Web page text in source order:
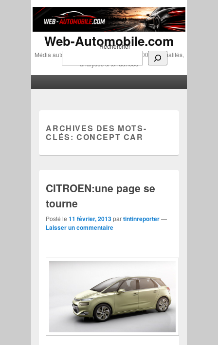
Rechercher
Web-Automobile.com
Média automobile indépendant depuis 2007 • Actualités,
analyses & tendances
ARCHIVES DES MOTS-
CLÉS: CONCEPT CAR
CITROEN:une page se
tourne
Posté le11 février, 2013partintinreporter—
Laisser un commentaire